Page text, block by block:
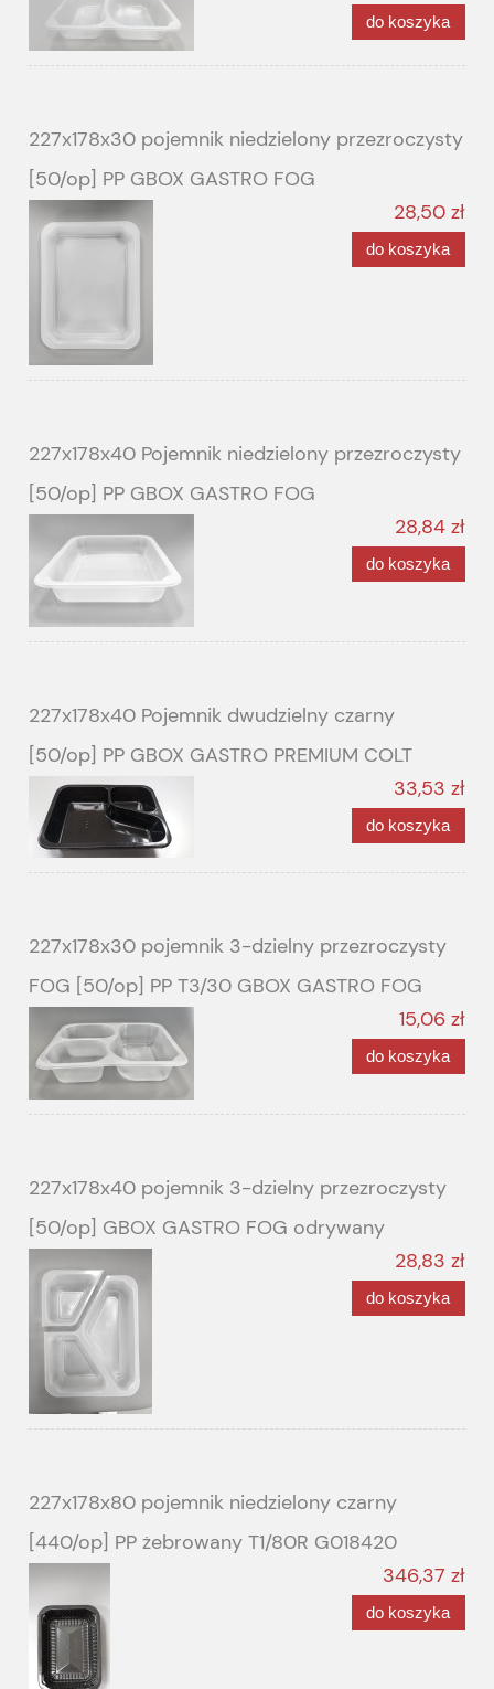
do koszyka
227x178x30 pojemnik niedzielony przezroczysty
[50/op] PP GBOX GASTRO FOG
28,50 zł
do koszyka
227x178x40 Pojemnik niedzielony przezroczysty
[50/op] PP GBOX GASTRO FOG
28,84 zł
do koszyka
227x178x40 Pojemnik dwudzielny czarny
[50/op] PP GBOX GASTRO PREMIUM COLT
33,53 zł
do koszyka
227x178x30 pojemnik 3-dzielny przezroczysty
FOG [50/op] PP T3/30 GBOX GASTRO FOG
15,06 zł
do koszyka
227x178x40 pojemnik 3-dzielny przezroczysty
[50/op] GBOX GASTRO FOG odrywany
28,83 zł
do koszyka
227x178x80 pojemnik niedzielony czarny
[440/op] PP żebrowany T1/80R G018420
346,37 zł
do koszyka